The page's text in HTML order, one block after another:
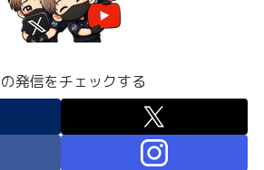
発信をチェックする